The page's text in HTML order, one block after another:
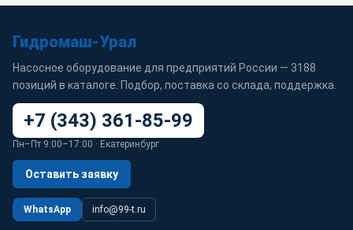
Гидромаш-Урал
Насосное оборудование для предприятий России — 3188
позиций в каталоге. Подбор, поставка со склада, поддержка.
+7 (343) 361-85-99
Пн–Пт 9:00–17:00 · Екатеринбург
Оставить заявку
WhatsApp info@99-t.ru